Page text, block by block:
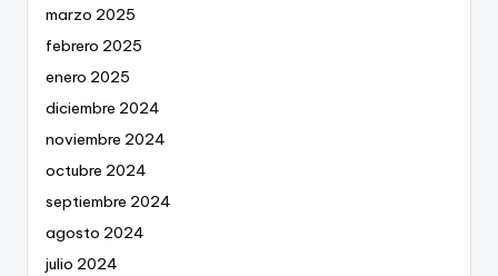
marzo 2025
febrero 2025
enero 2025
diciembre 2024
noviembre 2024
octubre 2024
septiembre 2024
agosto 2024
julio 2024